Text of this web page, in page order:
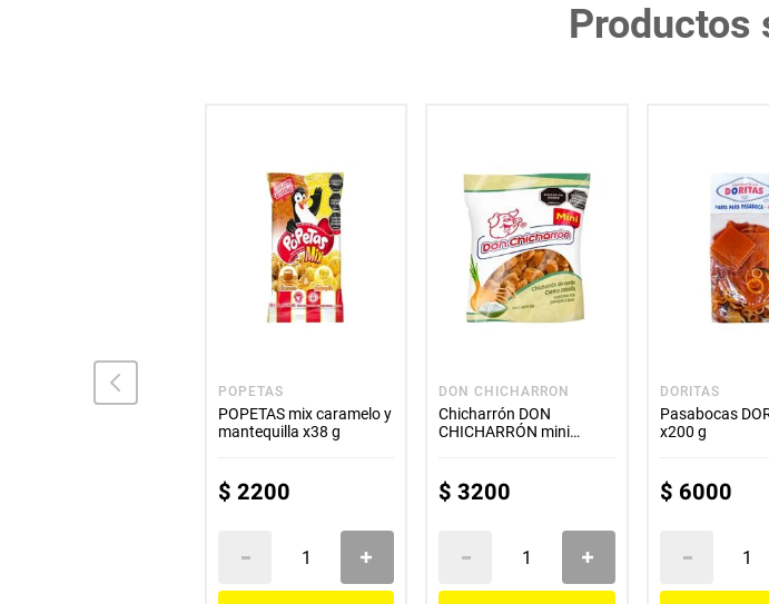
Productos
POPETAS
POPETAS mix caramelo y
mantequilla x38 g
$ 2200
DON CHICHARRON
Chicharrón DON
CHICHARRÓN mini
$ 3200
DORITAS
Pasabocas
x200 g
$ 6000